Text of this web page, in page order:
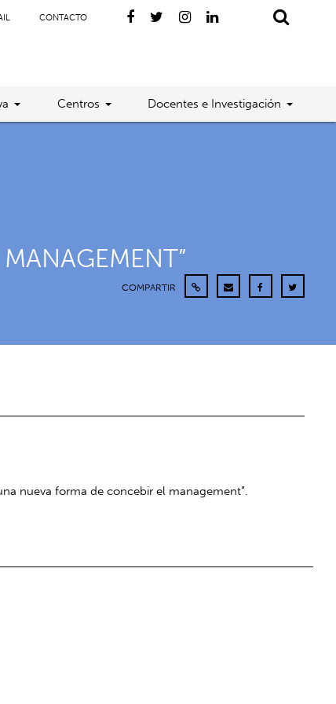
CONTACTO
Centros Docentes e Investigación
COMPARTIR
nueva forma de concebir el management”.